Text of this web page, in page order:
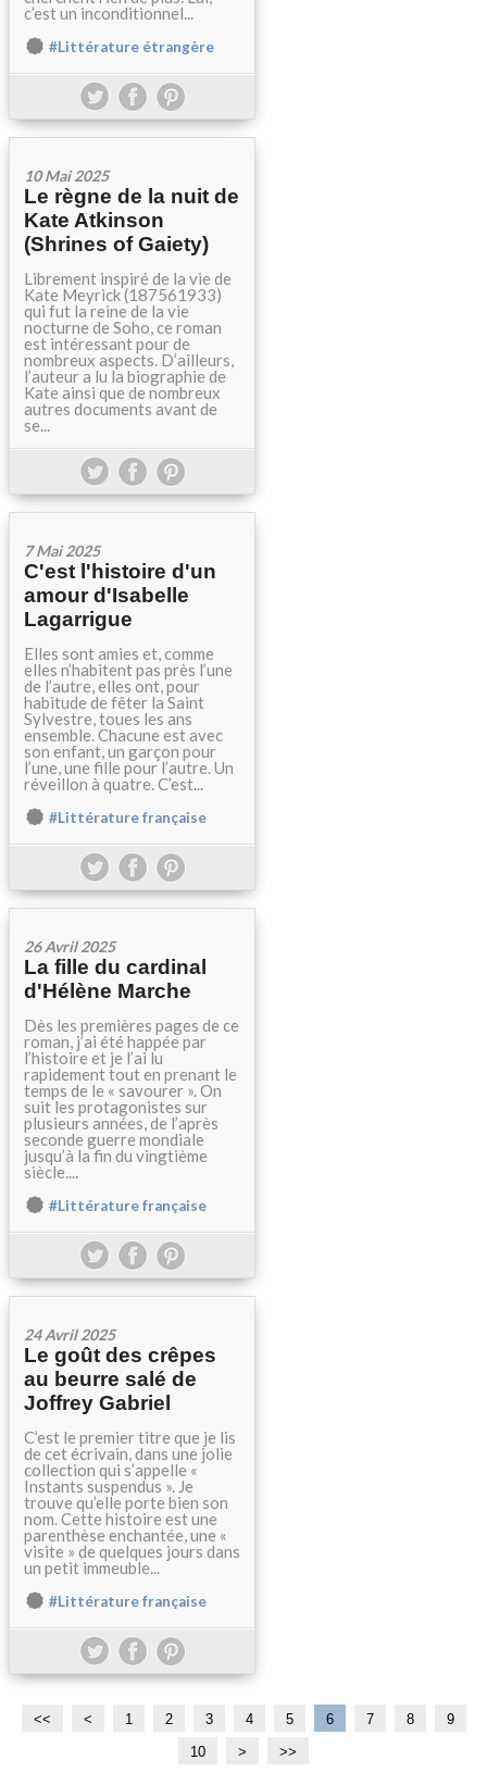
c’est un inconditionnel...
#Littérature étrangère
10 Mai 2025
Le règne de la nuit de
Kate Atkinson
(Shrines of Gaiety)
Librement inspiré de la vie de
Kate Meyrick (187561933)
qui fut la reine de la vie
nocturne de Soho, ce roman
est intéressant pour de
nombreux aspects. D’ailleurs,
l’auteur a lu la biographie de
Kate ainsi que de nombreux
autres documents avant de
se...
7 Mai 2025
C'est l'histoire d'un
amour d'Isabelle
Lagarrigue
Elles sont amies et, comme
elles n’habitent pas près l’une
de l’autre, elles ont, pour
habitude de fêter la Saint
Sylvestre, toues les ans
ensemble. Chacune est avec
son enfant, un garçon pour
l’une, une fille pour l’autre. Un
réveillon à quatre. C’est...
#Littérature française
26 Avril 2025
La fille du cardinal
d'Hélène Marche
Dès les premières pages de ce
roman, j’ai été happée par
l’histoire et je l’ai lu
rapidement tout en prenant le
temps de le « savourer ». On
suit les protagonistes sur
plusieurs années, de l’après
seconde guerre mondiale
jusqu’à la fin du vingtième
siècle....
#Littérature française
24 Avril 2025
Le goût des crêpes
au beurre salé de
Joffrey Gabriel
C’est le premier titre que je lis
de cet écrivain, dans une jolie
collection qui s’appelle «
Instants suspendus ». Je
trouve qu’elle porte bien son
nom. Cette histoire est une
parenthèse enchantée, une «
visite » de quelques jours dans
un petit immeuble...
#Littérature française
<< < 1 2 3 4 5 6 7 8
9
10
2
3
4
5
> >>